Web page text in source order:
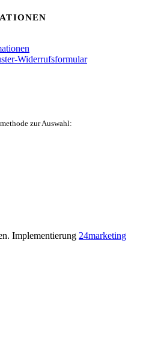
Widerrufsformular
zur Auswahl:
Implementierung 24marketing